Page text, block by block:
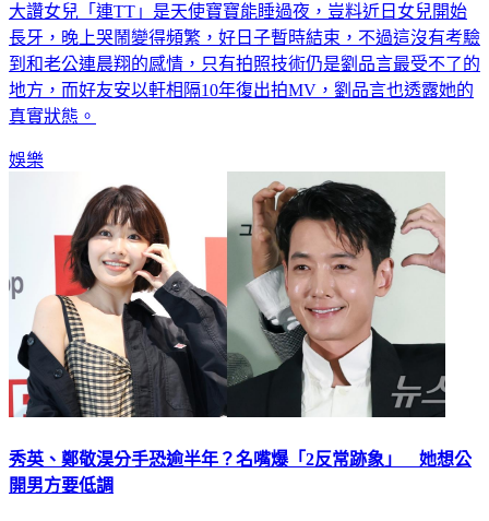
大讚女兒「連TT」是天使寶寶能睡過夜，豈料近日女兒開始
長牙，晚上哭鬧變得頻繁，好日子暫時結束，不過這沒有考驗
到和老公連晨翔的感情，只有拍照技術仍是劉品言最受不了的
地方，而好友安以軒相隔10年復出拍MV，劉品言也透露她的
真實狀態。
娛樂
秀英、鄭敬淏分手恐逾半年？名嘴爆「2反常跡象」 她想公
開男方要低調